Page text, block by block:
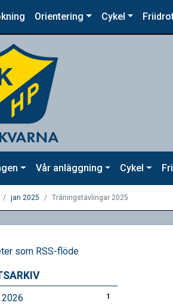
Orientering Cykel
Vår anläggning Cykel
jan 2025 Träningstävlingar 2025
som RSS-flöde
1